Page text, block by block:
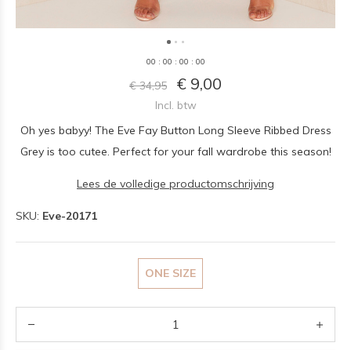
00 : 00 : 00 : 00
€ 34,95 € 9,00
Incl. btw
Oh yes babyy! The Eve Fay Button Long Sleeve Ribbed Dress
Grey is too cutee. Perfect for your fall wardrobe this season!
Lees de volledige productomschrijving
SKU: Eve-20171
ONE SIZE